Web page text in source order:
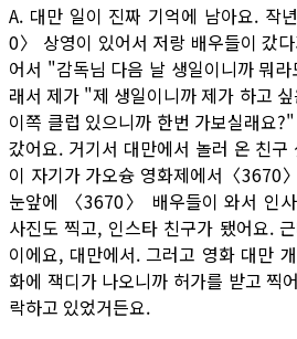
A. 대만 일이 진짜 기억에 남아요. 작
0〉 상영이 있어서 저랑 배우들이 갔
어서 "감독님 다음 날 생일이니까 뭐
래서 제가 "제 생일이니까 제가 하고
이쪽 클럽 있으니까 한번 가보실래요
갔어요. 거기서 대만에서 놀러 온 친
이 자기가 가오슝 영화제에서〈3670
눈앞에 〈3670〉 배우들이 와서 인
사진도 찍고, 인스타 친구가 됐어요.
이에요, 대만에서. 그러고 영화 대만
화에 잭디가 나오니까 허가를 받고 찍
락하고 있었거든요.